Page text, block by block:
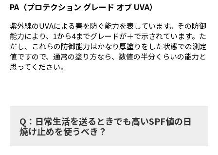
PA（プロテクション グレード オブ UVA）
紫外線のUVAによる害を防ぐ能力を表しています。その防御
能力により、1から4までグレードが＋で示されています。た
だし、これらの防御能力はかなり厚塗りをした状態での測定
値ですので、通常の塗り方なら、数値の半分くらいの能力と
思ってください。
Q：日常生活を送るときでも高いSPF値の日
焼け止めを使うべき？